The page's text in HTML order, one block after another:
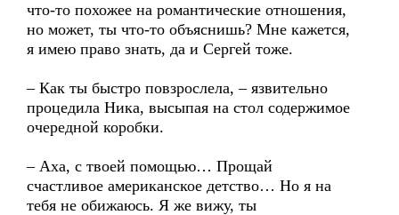
что-то похожее на романтические отношения,
но может, ты что-то объяснишь? Мне кажется,
я имею право знать, да и Сергей тоже.
– Как ты быстро повзрослела, – язвительно
процедила Ника, высыпая на стол содержимое
очередной коробки.
– Аха, с твоей помощью… Прощай
счастливое американское детство… Но я на
тебя не обижаюсь. Я же вижу, ты